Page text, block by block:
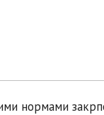
нормами